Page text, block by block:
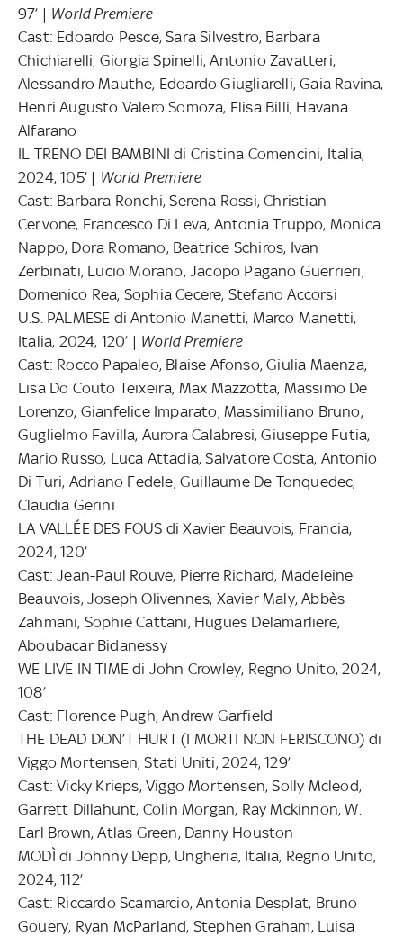
97’ | World Premiere
Cast: Edoardo Pesce, Sara Silvestro, Barbara
Chichiarelli, Giorgia Spinelli, Antonio Zavatteri,
Alessandro Mauthe, Edoardo Giugliarelli, Gaia Ravina,
Henri Augusto Valero Somoza, Elisa Billi, Havana
Alfarano
IL TRENO DEI BAMBINI di Cristina Comencini, Italia,
2024, 105’ | World Premiere
Cast: Barbara Ronchi, Serena Rossi, Christian
Cervone, Francesco Di Leva, Antonia Truppo, Monica
Nappo, Dora Romano, Beatrice Schiros, Ivan
Zerbinati, Lucio Morano, Jacopo Pagano Guerrieri,
Domenico Rea, Sophia Cecere, Stefano Accorsi
U.S. PALMESE di Antonio Manetti, Marco Manetti,
Italia, 2024, 120’ | World Premiere
Cast: Rocco Papaleo, Blaise Afonso, Giulia Maenza,
Lisa Do Couto Teixeira, Max Mazzotta, Massimo De
Lorenzo, Gianfelice Imparato, Massimiliano Bruno,
Guglielmo Favilla, Aurora Calabresi, Giuseppe Futia,
Mario Russo, Luca Attadia, Salvatore Costa, Antonio
Di Turi, Adriano Fedele, Guillaume De Tonquedec,
Claudia Gerini
LA VALLÉE DES FOUS di Xavier Beauvois, Francia,
2024, 120’
Cast: Jean-Paul Rouve, Pierre Richard, Madeleine
Beauvois, Joseph Olivennes, Xavier Maly, Abbès
Zahmani, Sophie Cattani, Hugues Delamarliere,
Aboubacar Bidanessy
WE LIVE IN TIME di John Crowley, Regno Unito, 2024,
108’
Cast: Florence Pugh, Andrew Garfield
THE DEAD DON’T HURT (I MORTI NON FERISCONO) di
Viggo Mortensen, Stati Uniti, 2024, 129’
Cast: Vicky Krieps, Viggo Mortensen, Solly Mcleod,
Garrett Dillahunt, Colin Morgan, Ray Mckinnon, W.
Earl Brown, Atlas Green, Danny Houston
MODÌ di Johnny Depp, Ungheria, Italia, Regno Unito,
2024, 112’
Cast: Riccardo Scamarcio, Antonia Desplat, Bruno
Gouery, Ryan McParland, Stephen Graham, Luisa